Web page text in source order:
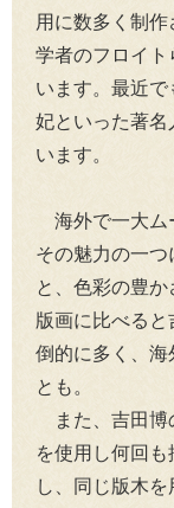
用に数多く制
学者のフロイト
います。最近
妃といった著名
います。
海外で一大ム
その魅力の一
と、色彩の豊
版画に比べる
倒的に多く、海
とも。
また、吉田博
を使用し何回
し、同じ版木